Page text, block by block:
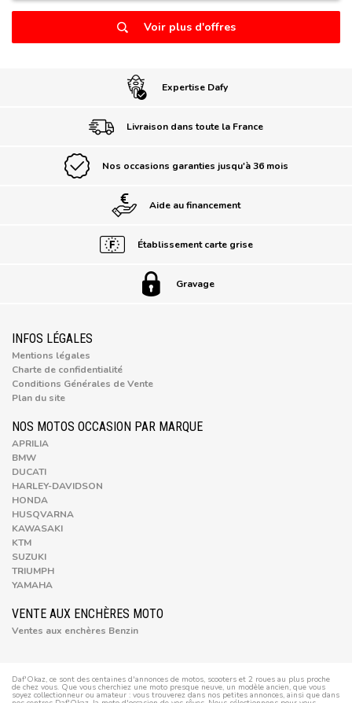
Voir plus d'offres
Expertise Dafy
Livraison dans toute la France
Nos occasions garanties jusqu'à 36 mois
Aide au financement
Établissement carte grise
Gravage
INFOS LÉGALES
Mentions légales
Charte de confidentialité
Conditions Générales de Vente
Plan du site
NOS MOTOS OCCASION PAR MARQUE
APRILIA
BMW
DUCATI
HARLEY-DAVIDSON
HONDA
HUSQVARNA
KAWASAKI
KTM
SUZUKI
TRIUMPH
YAMAHA
VENTE AUX ENCHÈRES MOTO
Ventes aux enchères Benzin
Daf'Okaz, ce sont des centaines d'annonces de motos, scooters et 2 roues au plus proche
de chez vous. Que vous cherchiez une moto presque neuve, un modèle ancien, que vous
soyez collectionneur ou amateur : vous trouverez dans nos petites annonces, ainsi que dans